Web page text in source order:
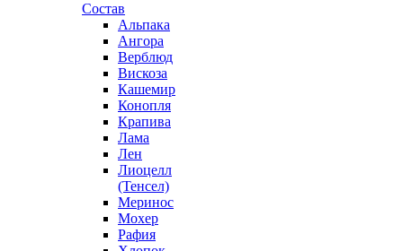
Состав
Альпака
Ангора
Верблюд
Вискоза
Кашемир
Конопля
Крапива
Лама
Лен
Лиоцелл
(Тенсел)
Меринос
Мохер
Рафия